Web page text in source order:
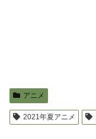
アニメ
2021年夏アニメ